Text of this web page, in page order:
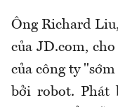
Ông Richard
của JD.com,
của công ty
bởi robot. Phát